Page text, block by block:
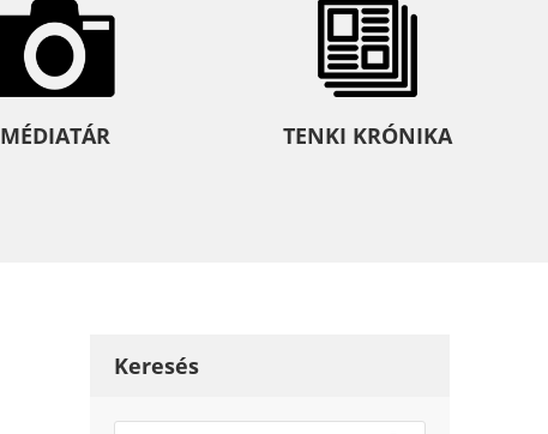
MÉDIATÁR TENKI KRÓNIKA
Keresés